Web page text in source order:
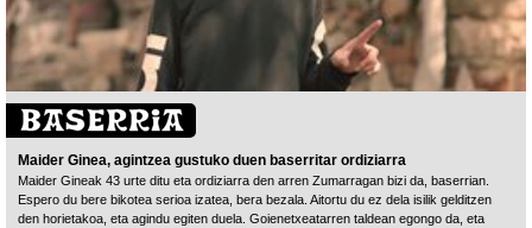
Maider Ginea, agintzea gustuko duen baserritar ordiziarra
Maider Gineak 43 urte ditu eta ordiziarra den arren Zumarragan bizi da, baserrian.
Espero du bere bikotea serioa izatea, bera bezala. Aitortu du ez dela isilik gelditzen
den horietakoa, eta agindu egiten duela. Goienetxeatarren taldean egongo da, eta